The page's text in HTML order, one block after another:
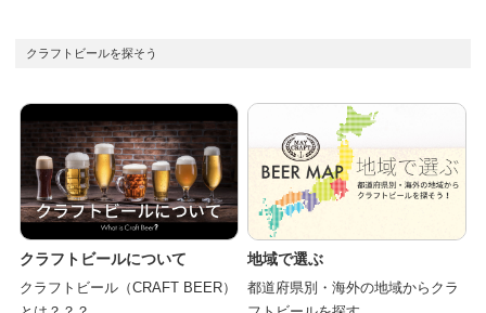
クラフトビールを探そう
クラフトビールについて
クラフトビール（CRAFT BEER）
地域で選ぶ
都道府県別・海外の地域からクラ